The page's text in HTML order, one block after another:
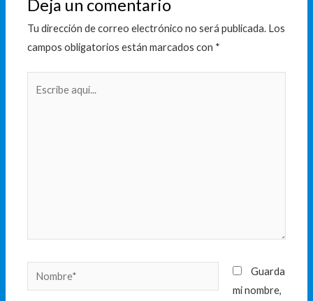
Deja un comentario
Tu dirección de correo electrónico no será publicada. Los
campos obligatorios están marcados con *
Nombre*
Guarda
mi nombre,